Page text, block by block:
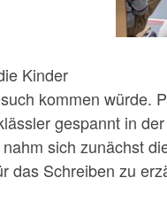
Kinder
kommen würde.
gespannt in
sich zunächst
das Schreiben zu